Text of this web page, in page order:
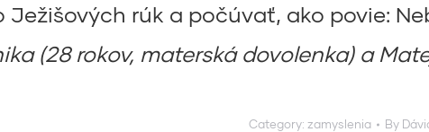
Ježišových rúk a počúvať, ako povie:
(28 rokov, materská dovolenka) a
Category: zamyslenia By